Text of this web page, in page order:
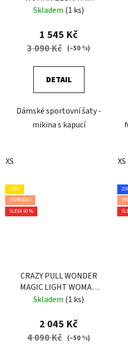
Skladem (1 ks)
1 545 Kč
3 090 Kč (–50 %)
DETAIL
Dámské sportovní šaty -
mikina s kapucí
XS XS
LÉTO
VÝPRODEJ
SLEVA 50 %
CRAZY PULL WONDER
MAGIC LIGHT WOMAN
BANDANA
Skladem (1 ks)
2 045 Kč
4 090 Kč (–50 %)